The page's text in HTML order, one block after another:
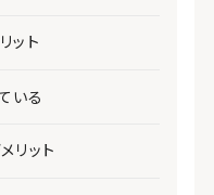
ット
いる
リット